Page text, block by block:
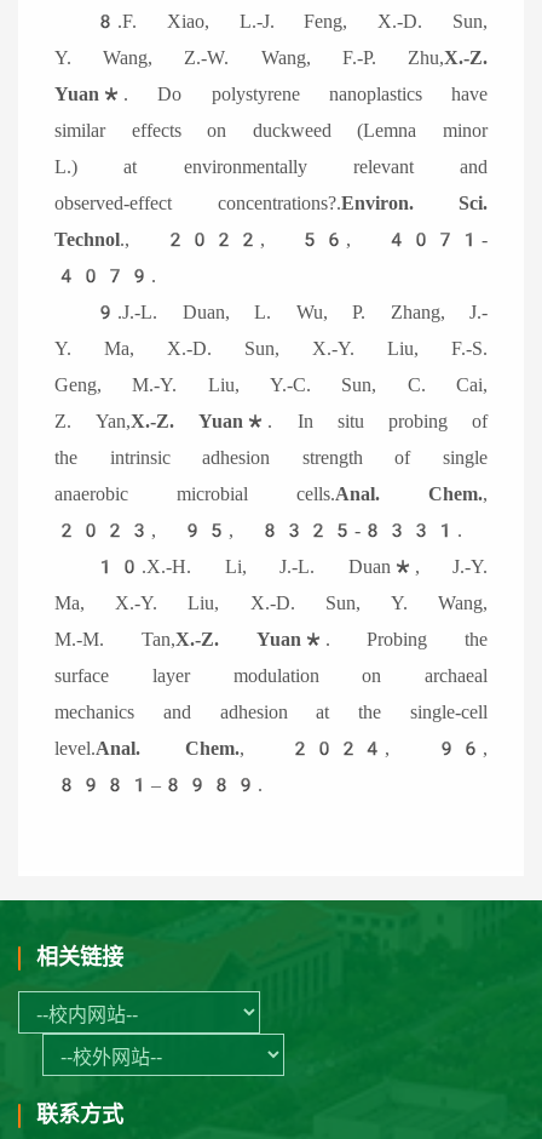
8.F. Xiao, L.-J. Feng, X.-D. Sun,
Y. Wang, Z.-W. Wang, F.-P. Zhu,X.-Z.
Yuan* . Do polystyrene nanoplastics have
similar effects on duckweed (Lemna minor
L.) at environmentally relevant and
observed-effect concentrations?.Environ. Sci.
Technol., 2022, 56, 4071-
4079.
9.J.-L. Duan, L. Wu, P. Zhang, J.-
Y. Ma, X.-D. Sun, X.-Y. Liu, F.-S.
Geng, M.-Y. Liu, Y.-C. Sun, C. Cai,
Z. Yan,X.-Z. Yuan* . In situ probing of
the intrinsic adhesion strength of single
anaerobic microbial cells.Anal. Chem.,
2023, 95, 8325-8331.
10.X.-H. Li, J.-L. Duan*, J.-Y.
Ma, X.-Y. Liu, X.-D. Sun, Y. Wang,
M.-M. Tan,X.-Z. Yuan* . Probing the
surface layer modulation on archaeal
mechanics and adhesion at the single-cell
level.Anal. Chem., 2024, 96,
8981–8989.
相关链接
联系方式